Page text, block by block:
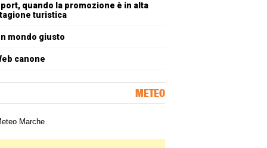
quando la promozione è in alta
turistica
mondo giusto
canone
METEO
meteorologica delle Marche